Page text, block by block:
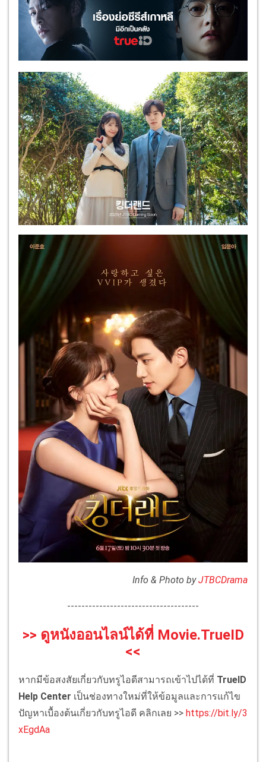
Info & Photo byJTBCDrama
-------------------------------------
>> ดูหนังออนไลน์ได้ที่ Movie.TrueID
<<
หากมีข้อสงสัยเกี่ยวกับทรูไอดีสามารถเข้าไปได้ที่ TrueID
Help Center เป็นช่องทางใหม่ที่ให้ข้อมูลและการแก้ไข
ปัญหาเบื้องต้นเกี่ยวกับทรูไอดี คลิกเลย >> https://bit.ly/3
xEgdAa